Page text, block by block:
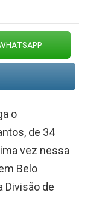
o
de 34
vez nessa
Belo
Divisão de